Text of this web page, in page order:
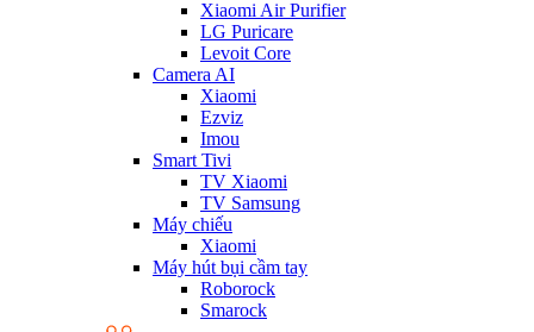
Xiaomi Air Purifier
LG Puricare
Levoit Core
Camera AI
Xiaomi
Ezviz
Imou
Smart Tivi
TV Xiaomi
TV Samsung
Máy chiếu
Xiaomi
Máy hút bụi cầm tay
Roborock
Smarock